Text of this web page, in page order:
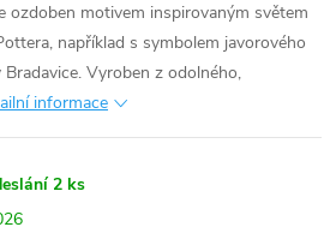
ozdoben motivem inspirovaným světem
například s symbolem javorového
Vyroben z odolného,
informace
2 ks